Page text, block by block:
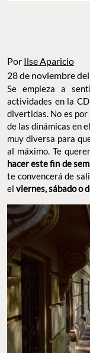
28 de noviembre
Se empieza a
actividades en la
divertidas. No es
una de las
oferta muy diversa
vivirla al
originales para
que alguno de